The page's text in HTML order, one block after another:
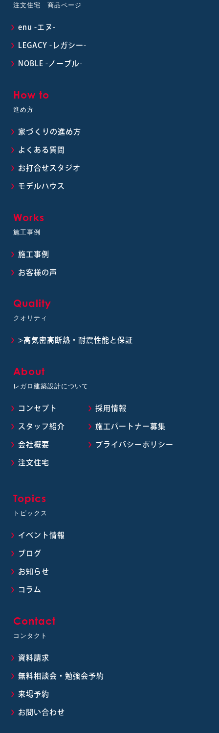
注文住宅 商品ページ
enu -エヌ-
LEGACY -レガシー-
NOBLE -ノーブル-
How to
進め方
家づくりの進め方
よくある質問
お打合せスタジオ
モデルハウス
Works
施工事例
施工事例
お客様の声
Quality
クオリティ
>高気密高断熱・耐震性能と保証
About
レガロ建築設計について
コンセプト 採用情報
スタッフ紹介 施工パートナー募集
会社概要 プライバシーポリシー
注文住宅
Topics
トピックス
イベント情報
ブログ
お知らせ
コラム
Contact
コンタクト
資料請求
無料相談会・勉強会予約
来場予約
お問い合わせ